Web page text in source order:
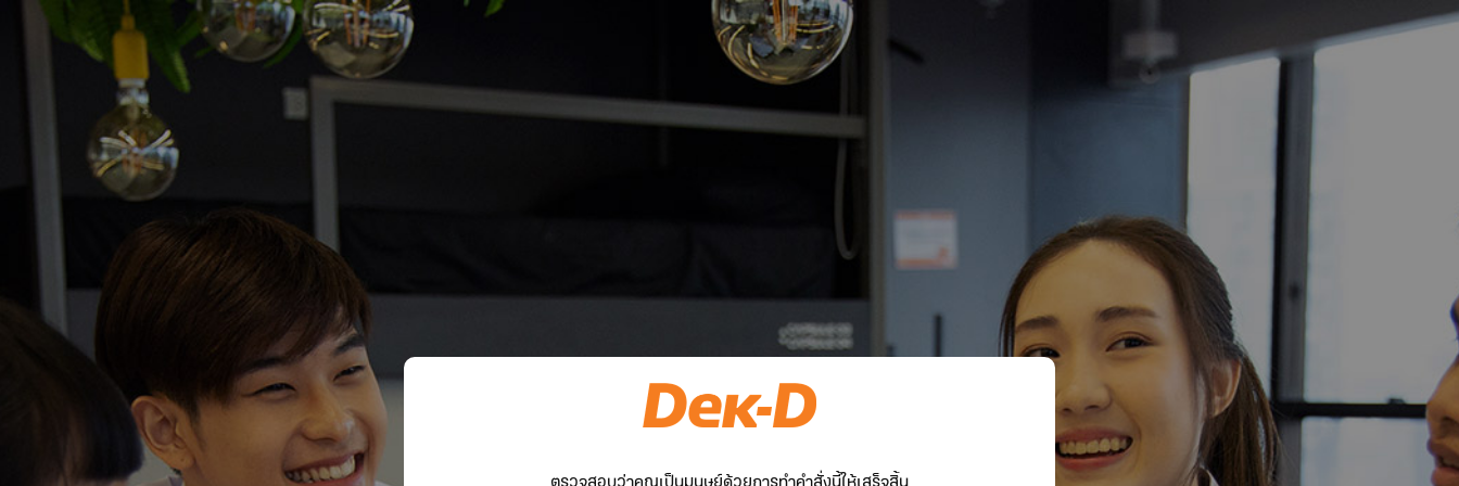
ตรวจสอบว่าคุณเป็นมนุษย์ด้วยการทำคำสั่งนี้ให้เสร็จสิ้น